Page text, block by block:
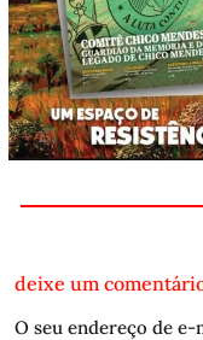
deixe um
O seu endereço de